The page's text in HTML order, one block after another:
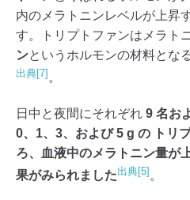
内のメラトニンレベルが上昇
す。トリプトファンはメラト
ンというホルモンの材料とな
出典[7] 。
日中と夜間にそれぞれ 9 名お
0、1、3、および 5 g の トリ
ろ、血液中のメラトニン量が
果がみられました出典[5] 。